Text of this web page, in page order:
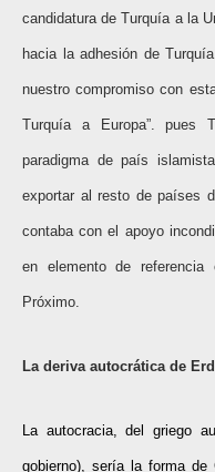
candidatura de Turquía a la
hacia la adhesión de
nuestro compromiso con
Turquía a Europa”. pues
paradigma de país
exportar al resto de países
contaba con el apoyo
en elemento de
Próximo.
La deriva autocrática de
La autocracia, del griego
gobierno), sería la forma de